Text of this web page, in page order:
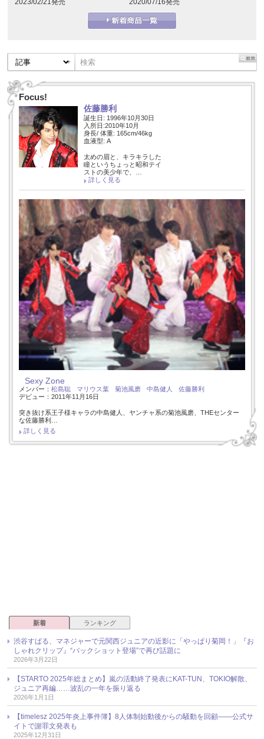
Focus!
佐藤勝利
誕生日: 1996年10月30日
入所日:2010年10月
身長/ 体重: 165cm/46kg
血液型: A
太めの眉と、キラキラした
瞳というちょっと昭和テイ
ストの美少年で、…
詳しく見る
Sexy Zone
メンバー： 松島聡 マリウス葉 菊池風磨 中島健人
佐藤勝利
デビュー：2011年11月16日
突き抜け系王子様キャラの中島健人、ヤンチャ系の菊池風磨、THEセンター
な佐藤勝利…
詳しく見る
新着 ランキング
渋谷すばる、マネジャーで元関西ジュニアの近影に「やっぱり菊岡！」『お
しゃれクリップ』“バックショット登場”で再び話題に
2026年3月22日
【STARTO 2025年総まとめ】嵐の活動終了発表にKAT-TUN、TOKIO解散、
ジュニア再編……波乱の一年を振り返る
2026年1月1日
【timelesz 2025年炎上事件簿】8人体制始動後からの騒動を回顧――公式サ
イトで謝罪文発表も
2025年12月31日